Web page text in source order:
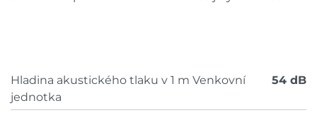
Hladina akustického tlaku v 1 m Venkovní
jednotka
54 dB